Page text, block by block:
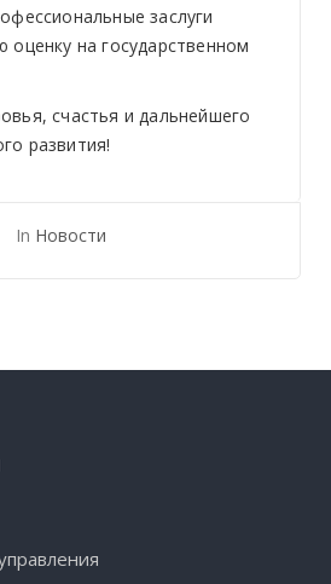
заслуги
оценку на государственном
счастья и дальнейшего
развития!
In Новости